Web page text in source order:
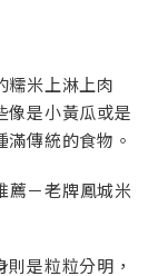
糯米上淋上肉
像是小黃瓜或是
傳統的食物。
是粒粒分明，